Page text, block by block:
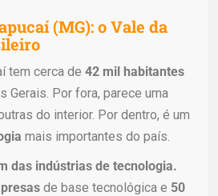
(MG): o Vale da
tem cerca de 42 mil habitantes
Gerais. Por fora, parece uma
do interior. Por dentro, é um
mais importantes do país.
das indústrias de tecnologia.
de base tecnológica e 50